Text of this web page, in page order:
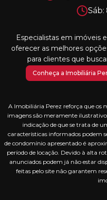
Sáb:
Especialistas em imóveis
oferecer as melhores
para clientes que
Conheça a Imobiliária
A Imobiliária Perez reforça que os
imagens são meramente
indicação de que se trata de
características informados podem
de condomínio apresentado é
período de locação. Devido à alta
anunciados podem já não estar
feitas pelo site não garantem